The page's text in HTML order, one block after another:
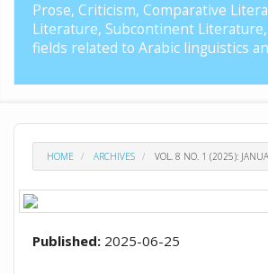
Prose, Criticism, Comparative
Literature, Subcontinent
fields related to Arabic linguistics
HOME ARCHIVES VOL. 8 NO. 1 (2025):
Published: 2025-06-25